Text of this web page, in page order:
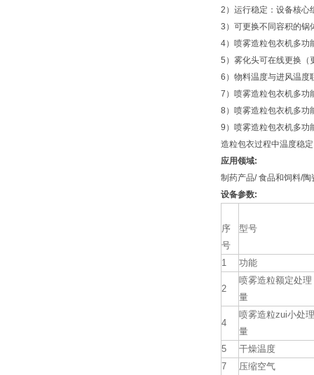
2）运行稳定：设备核心
3）可更换不同容积的锅
4）喷雾造粒包衣机多功
5）雾化头可在线更换（
6）物料温度与进风温
7）喷雾造粒包衣机多功
8）喷雾造粒包衣机多功
9）喷雾造粒包衣机多功
造粒包衣过程中温度稳
应用领域:
制药产品/ 食品和饲料/
设备参数:
序
号
型号
1 功能
2
喷雾造粒额定处理
量
4
喷雾造粒zui小处理
量
5
干燥温度
7
压缩空气